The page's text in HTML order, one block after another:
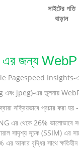
সাইটের গতি
বাড়ান
জন্য WebP
Insights-এ
এবং jpeg)-এর তুলনায়
সক্রিয়ভাবে প্রচার করা হয় -
এর থেকে 26% ভালোভাবে
সাদৃশ্য সূচক (SSIM) এর
আকার বৃদ্ধির সাথে ক্ষতিহীন